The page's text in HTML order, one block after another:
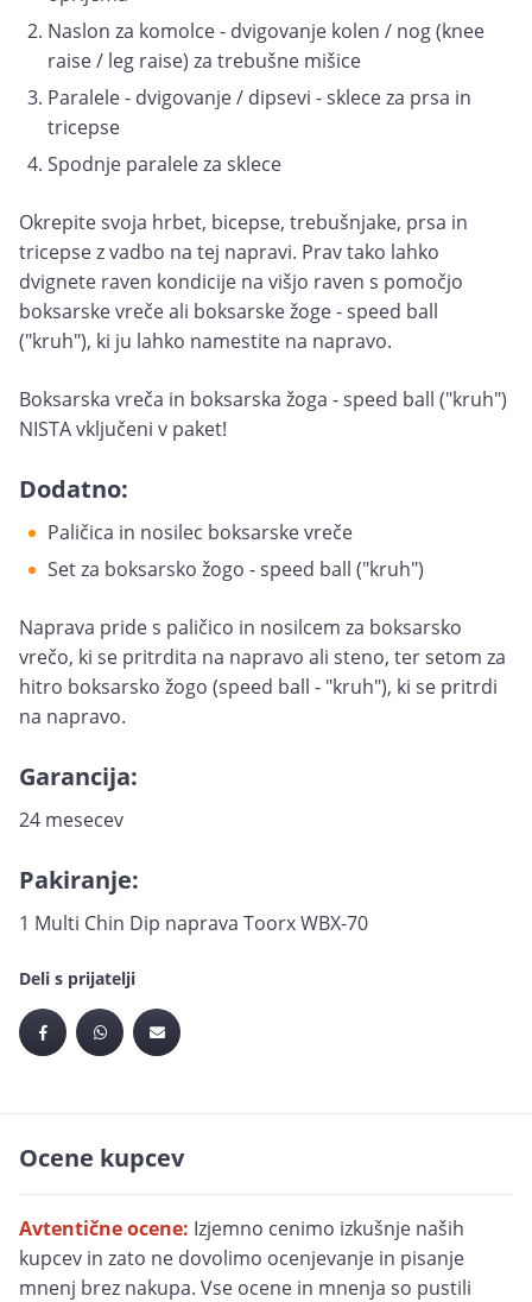
Naslon za komolce - dvigovanje kolen / nog (knee
raise / leg raise) za trebušne mišice
Paralele - dvigovanje / dipsevi - sklece za prsa in
tricepse
Spodnje paralele za sklece
Okrepite svoja hrbet, bicepse, trebušnjake, prsa in
tricepse z vadbo na tej napravi. Prav tako lahko
dvignete raven kondicije na višjo raven s pomočjo
boksarske vreče ali boksarske žoge - speed ball
("kruh"), ki ju lahko namestite na napravo.
Boksarska vreča in boksarska žoga - speed ball ("kruh")
NISTA vključeni v paket!
Dodatno:
Paličica in nosilec boksarske vreče
Set za boksarsko žogo - speed ball ("kruh")
Naprava pride s paličico in nosilcem za boksarsko
vrečo, ki se pritrdita na napravo ali steno, ter setom za
hitro boksarsko žogo (speed ball - "kruh"), ki se pritrdi
na napravo.
Garancija:
24 mesecev
Pakiranje:
1 Multi Chin Dip naprava Toorx WBX-70
Deli s prijatelji
Ocene kupcev
Avtentične ocene: Izjemno cenimo izkušnje naših
kupcev in zato ne dovolimo ocenjevanje in pisanje
mnenj brez nakupa. Vse ocene in mnenja so pustili